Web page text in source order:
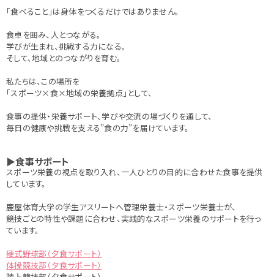
「食べること」は身体をつくるだけではありません。
食卓を囲み、人とつながる。
学びが生まれ、挑戦する力になる。
そして、地域とのつながりを育む。
私たちは、この場所を
「スポーツ×食×地域の栄養拠点」として、
食事の提供・栄養サポート、学びや交流の場づくりを通して、
毎日の健康や挑戦を支える”食の力”を届けています。
▶食事サポート
スポーツ栄養の視点を取り入れ、一人ひとりの目的に合わせた食事を提供
しています。
鹿屋体育大学の学生アスリートへ管理栄養士・スポーツ栄養士が、
競技ごとの特性や課題に合わせ、実践的なスポーツ栄養のサポートを行っ
ています。
硬式野球部（夕食サポート）
体操競技部（夕食サポート）